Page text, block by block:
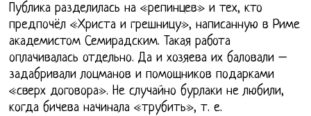
Публика разделилась на «репинцев» и тех, кто
предпочёл «Христа и грешницу», написанную в Риме
академистом Семирадским. Такая работа
оплачивалась отдельно. Да и хозяева их баловали –
задабривали лоцманов и помощников подарками
«сверх договора». Не случайно бурлаки не любили,
когда бичева начинала «трубить», т. е.